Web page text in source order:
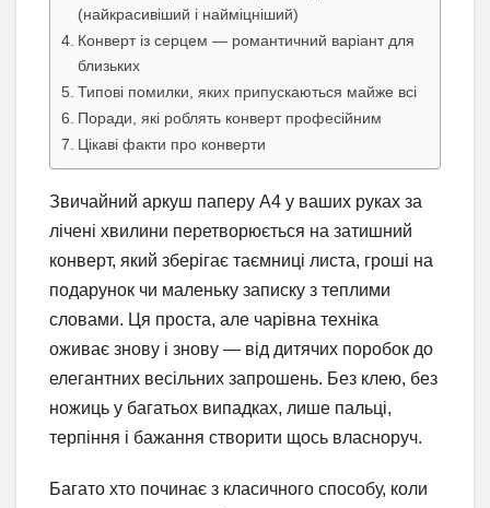
(найкрасивіший і найміцніший)
Конверт із серцем — романтичний варіант для
близьких
Типові помилки, яких припускаються майже всі
Поради, які роблять конверт професійним
Цікаві факти про конверти
Звичайний аркуш паперу А4 у ваших руках за
лічені хвилини перетворюється на затишний
конверт, який зберігає таємниці листа, гроші на
подарунок чи маленьку записку з теплими
словами. Ця проста, але чарівна техніка
оживає знову і знову — від дитячих поробок до
елегантних весільних запрошень. Без клею, без
ножиць у багатьох випадках, лише пальці,
терпіння і бажання створити щось власноруч.
Багато хто починає з класичного способу, коли